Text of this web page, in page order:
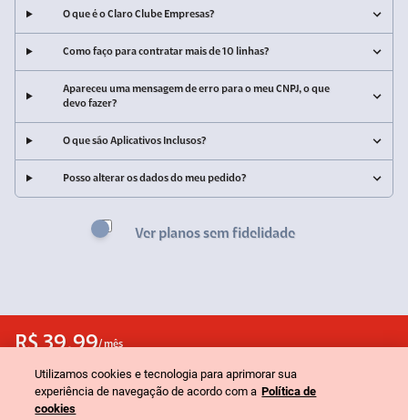
O que é o Claro Clube Empresas?
Como faço para contratar mais de 10 linhas?
Apareceu uma mensagem de erro para o meu CNPJ, o que
devo fazer?
O que são Aplicativos Inclusos?
Posso alterar os dados do meu pedido?
Ver planos sem fidelidade
R$ 39,99/ mês
Fidelidade 24 meses
CONTINUAR CONTRATAÇÃO
Utilizamos cookies e tecnologia para aprimorar sua
experiência de navegação de acordo com a Política de
cookies